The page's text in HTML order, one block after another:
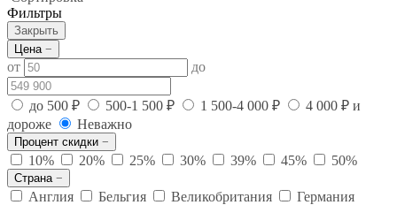
Фильтры
Закрыть
Цена −
от до
до 500 ₽ 500-1 500 ₽ 1 500-4 000 ₽
4 000 ₽ и
дороже
Неважно
Процент скидки −
10% 20% 25% 30% 39% 45% 50%
Страна −
Англия Бельгия Великобритания
Германия